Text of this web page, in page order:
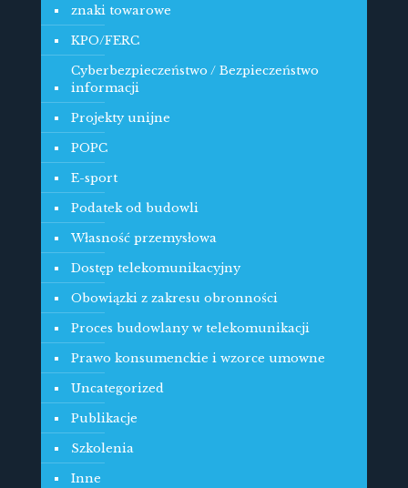
znaki towarowe
KPO/FERC
Cyberbezpieczeństwo / Bezpieczeństwo
informacji
Projekty unijne
POPC
E-sport
Podatek od budowli
Własność przemysłowa
Dostęp telekomunikacyjny
Obowiązki z zakresu obronności
Proces budowlany w telekomunikacji
Prawo konsumenckie i wzorce umowne
Uncategorized
Publikacje
Szkolenia
Inne